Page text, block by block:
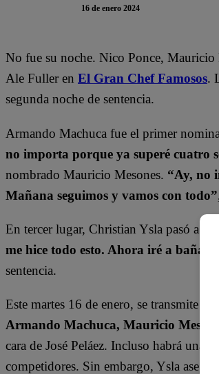
16 de enero 2024
No fue su noche. Nico Ponce,
Ale Fuller en El Gran Chef Famosos.
segunda noche de sentencia.
Armando Machuca fue el primer
no importa porque ya superé cuatro
nombrado Mauricio Mesones. “Ay, no
Mañana seguimos y vamos con todo”
En tercer lugar, Christian Ysla pasó a
me hice todo esto. Ahora iré a
sentencia.
Este martes 16 de enero, se transmite
Armando Machuca, Mauricio
cara de José Peláez. Incluso habrá una
competidores. Sin embargo, Ysla